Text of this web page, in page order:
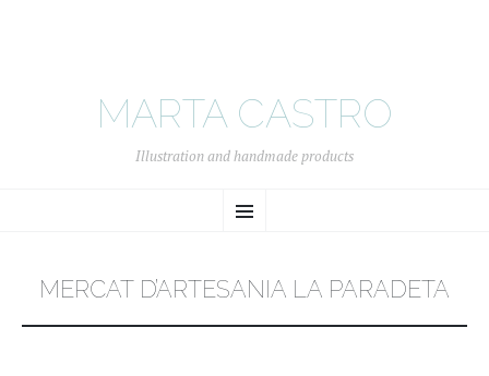
MARTA CASTRO
Illustration and handmade products
Menu
TO
MERCAT D’ARTESANIA LA PARADETA